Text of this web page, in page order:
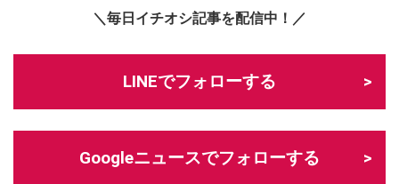
＼毎日イチオシ記事を配信中！／
LINEでフォローする
Googleニュースでフォローする